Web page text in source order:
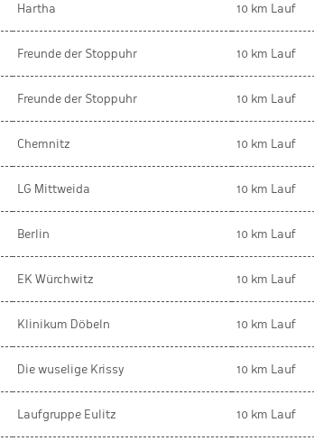
Hartha 10 km Lauf
Freunde der Stoppuhr 10 km Lauf
Freunde der Stoppuhr 10 km Lauf
Chemnitz 10 km Lauf
LG Mittweida 10 km Lauf
Berlin 10 km Lauf
EK Würchwitz 10 km Lauf
Klinikum Döbeln 10 km Lauf
Die wuselige Krissy 10 km Lauf
Laufgruppe Eulitz 10 km Lauf